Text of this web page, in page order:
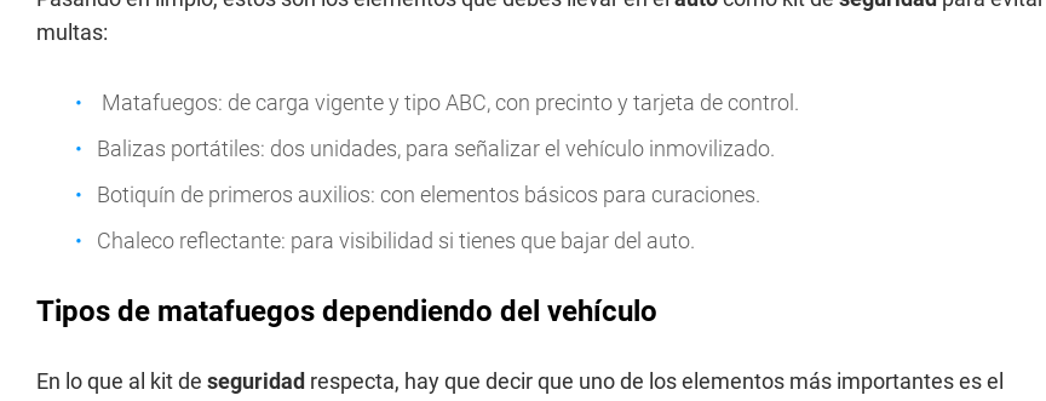
multas:
Matafuegos: de carga vigente y tipo ABC, con precinto y tarjeta de control.
Balizas portátiles: dos unidades, para señalizar el vehículo inmovilizado.
Botiquín de primeros auxilios: con elementos básicos para curaciones.
Chaleco reflectante: para visibilidad si tienes que bajar del auto.
Tipos de matafuegos dependiendo del vehículo
En lo que al kit de seguridad respecta, hay que decir que uno de los elementos más importantes es el